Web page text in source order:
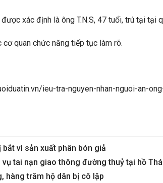
xác định là ông T.N.S, 47 tuổi, trú tại tại
quan chức năng tiếp tục làm rõ.
ieu-tra-nguyen-nhan-nguoi-an-
vì sản xuất phân bón giả
tai nạn giao thông đường thuỷ tại hồ
hàng trăm hộ dân bị cô lập